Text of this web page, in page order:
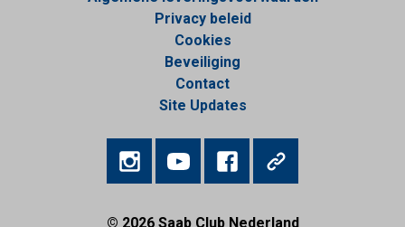
Privacy beleid
Cookies
Beveiliging
Contact
Site Updates
© 2026Saab Club Nederland